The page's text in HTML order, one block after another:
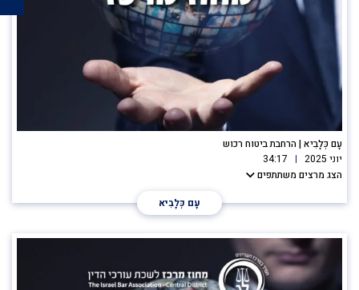
עָם כְּלָבִיא | הרחבת ביטוח רכוש
יוני 2025
34:17
הצג מרצים משתתפים
עָם כְּלָבִיא